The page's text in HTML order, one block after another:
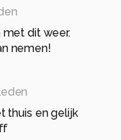
dit weer.
nemen!
thuis en gelijk